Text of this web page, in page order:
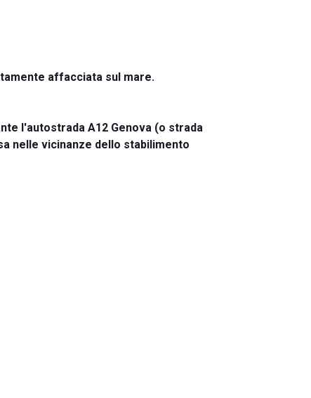
affacciata sul mare.
l'autostrada A12 Genova (o strada
nelle vicinanze dello stabilimento